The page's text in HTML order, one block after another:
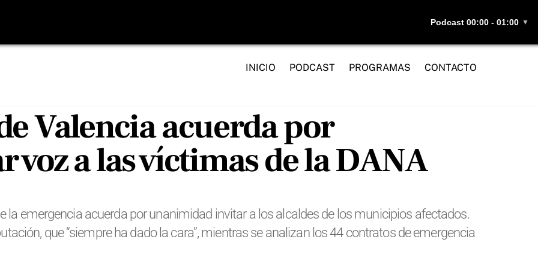
Podcast 00:00 - 01:00 ▼
INICIO PODCAST PROGRAMAS CONTACTO
Valencia acuerda por
a las víctimas de la DANA
la emergencia acuerda por unanimidad invitar a los alcaldes de los municipios afectados.
que “siempre ha dado la cara”, mientras se analizan los 44 contratos de emergencia